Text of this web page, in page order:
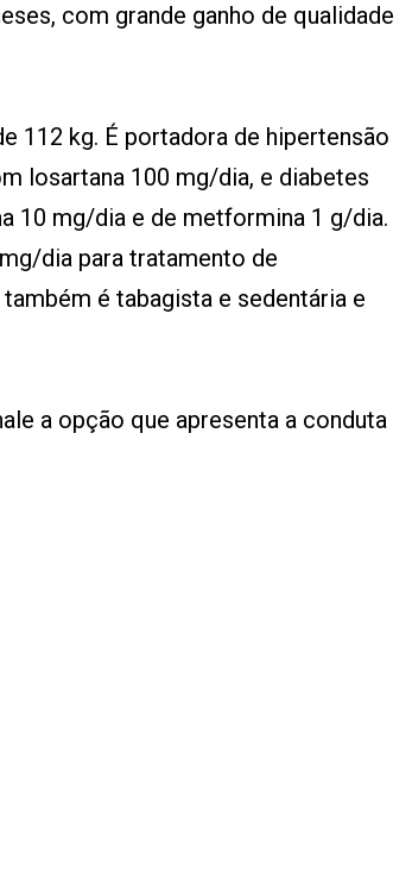
com grande ganho de qualidade
112 kg. É portadora de hipertensão
losartana 100 mg/dia, e diabetes
10 mg/dia e de metformina 1 g/dia.
dia para tratamento de
é tabagista e sedentária e
a opção que apresenta a conduta